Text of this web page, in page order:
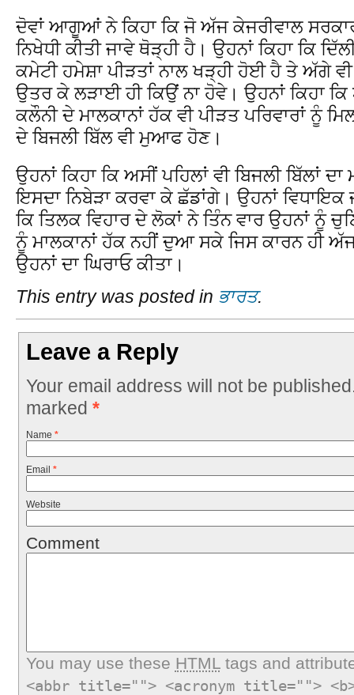
ਦੋਵਾਂ ਆਗੂਆਂ ਨੇ ਕਿਹਾ ਕਿ ਜੋ ਅੱਜ ਕੇਜਰੀਵਾਲ
ਨਿਖੇਧੀ ਕੀਤੀ ਜਾਵੇ ਥੋੜ੍ਹੀ ਹੈ। ਉਹਨਾਂ ਕਿਹਾ ਕਿ
ਕਮੇਟੀ ਹਮੇਸ਼ਾ ਪੀੜਤਾਂ ਨਾਲ ਖੜ੍ਹੀ ਹੋਈ ਹੈ ਤੇ ਅੱਗੇ
ਉਤਰ ਕੇ ਲੜਾਈ ਹੀ ਕਿਉਂ ਨਾ ਹੋਵੇ। ਉਹਨਾਂ ਕਿਹਾ
ਕਲੌਨੀ ਦੇ ਮਾਲਕਾਨਾਂ ਹੱਕ ਵੀ ਪੀੜਤ ਪਰਿਵਾਰਾਂ ਨੂੰ
ਦੇ ਬਿਜਲੀ ਬਿੱਲ ਵੀ ਮੁਆਫ ਹੋਣ।
ਉਹਨਾਂ ਕਿਹਾ ਕਿ ਅਸੀਂ ਪਹਿਲਾਂ ਵੀ ਬਿਜਲੀ ਬਿੱਲਾਂ
ਇਸਦਾ ਨਿਬੇੜਾ ਕਰਵਾ ਕੇ ਛੱਡਾਂਗੇ। ਉਹਨਾਂ ਵਿਧਾਇਕ
ਕਿ ਤਿਲਕ ਵਿਹਾਰ ਦੇ ਲੋਕਾਂ ਨੇ ਤਿੰਨ ਵਾਰ ਉਹਨਾਂ ਨੂੰ
ਨੂੰ ਮਾਲਕਾਨਾਂ ਹੱਕ ਨਹੀਂ ਦੁਆ ਸਕੇ ਜਿਸ ਕਾਰਨ ਹੀ
ਉਹਨਾਂ ਦਾ ਘਿਰਾਓ ਕੀਤਾ।
This entry was posted in ਭਾਰਤ.
Leave a Reply
Your email address will not be
marked *
Name *
Email *
Website
Comment
You may use these HTMLtags and
<abbr title=""> <acronym title="">